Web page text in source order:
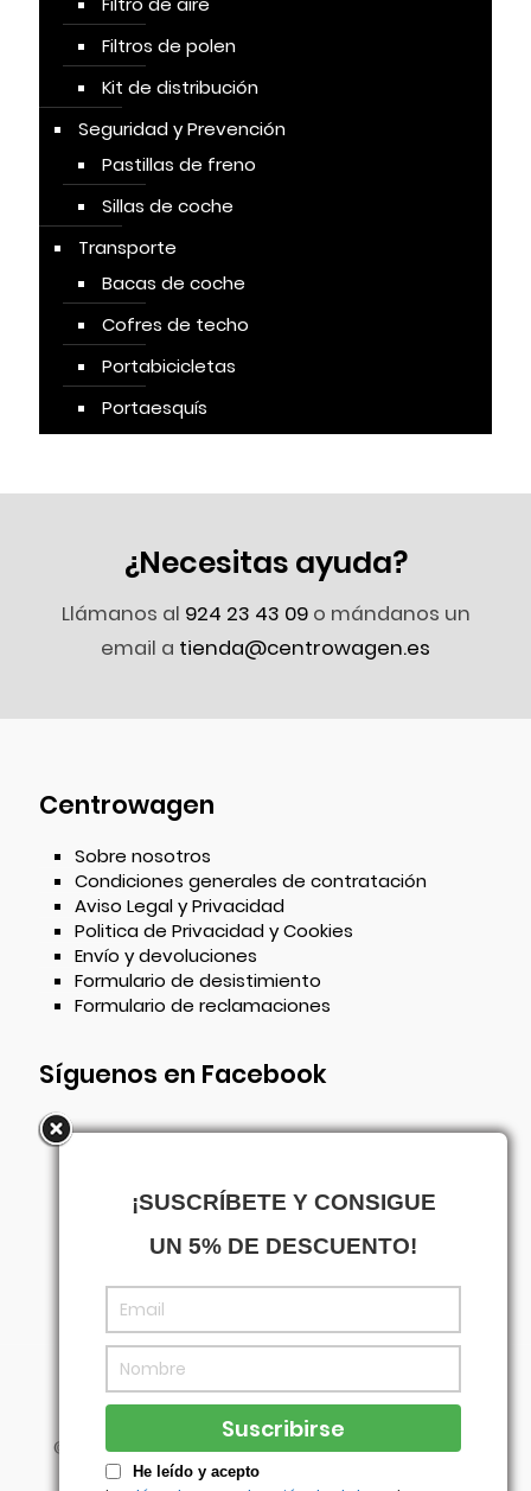
Filtros de polen
Kit de distribución
Seguridad y Prevención
Pastillas de freno
Sillas de coche
Transporte
Bacas de coche
Cofres de techo
Portabicicletas
Portaesquís
¿Necesitas ayuda?
Llámanos al 924 23 43 09o mándanos un
email a tienda@centrowagen.es
Centrowagen
Sobre nosotros
Condiciones generales de contratación
Aviso Legal y Privacidad
Politica de Privacidad y Cookies
Envío y devoluciones
Formulario de desistimiento
Formulario de reclamaciones
Síguenos en Facebook
© Centrowagen- Diseñado con porAgencia
Visual
¡SUSCRÍBETE Y CONSIGUE
UN 5% DE DESCUENTO!
He leído y acepto